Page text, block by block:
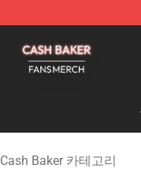
Cash Baker 카테고리